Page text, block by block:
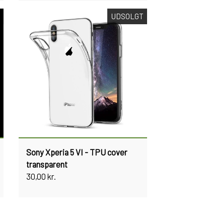
UDSOLGT
Sony Xperia 5 VI - TPU cover
transparent
30,00 kr.